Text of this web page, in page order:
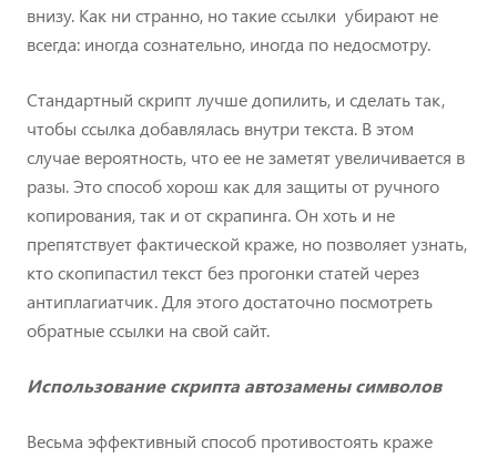
внизу. Как ни странно, но такие ссылки убирают не
всегда: иногда сознательно, иногда по недосмотру.
Стандартный скрипт лучше допилить, и сделать так,
чтобы ссылка добавлялась внутри текста. В этом
случае вероятность, что ее не заметят увеличивается в
разы. Это способ хорош как для защиты от ручного
копирования, так и от скрапинга. Он хоть и не
препятствует фактической краже, но позволяет узнать,
кто скопипастил текст без прогонки статей через
антиплагиатчик. Для этого достаточно посмотреть
обратные ссылки на свой сайт.
Использование скрипта автозамены символов
Весьма эффективный способ противостоять краже